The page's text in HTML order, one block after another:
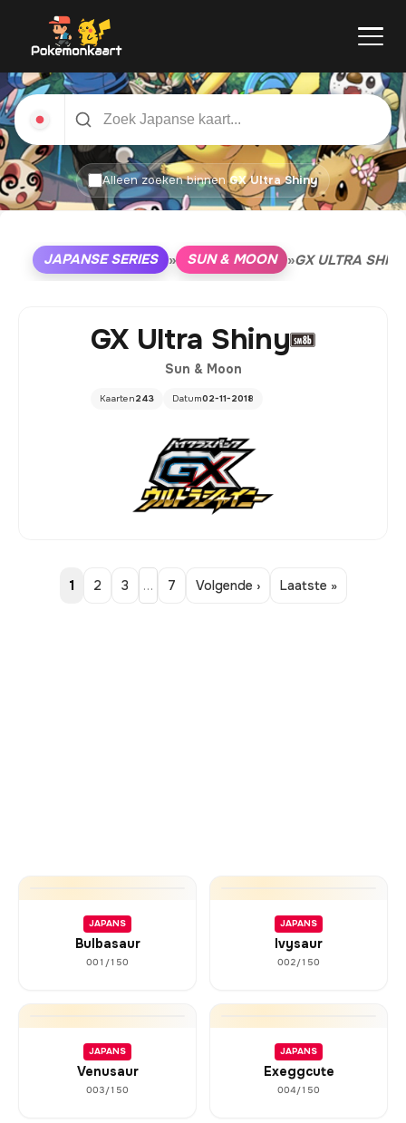
Alleen zoeken binnenGX Ultra Shiny
JAPANSE SERIES » SUN & MOON »GX ULTRA SHINY
GX Ultra Shiny
Sun & Moon
Kaarten243 Datum02-11-2018
1 2 3 … 7 Volgende › Laatste »
JAPANS
Bulbasaur
001/150
JAPANS
Ivysaur
002/150
JAPANS
Venusaur
003/150
JAPANS
Exeggcute
004/150